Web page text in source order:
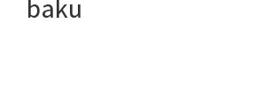
baku